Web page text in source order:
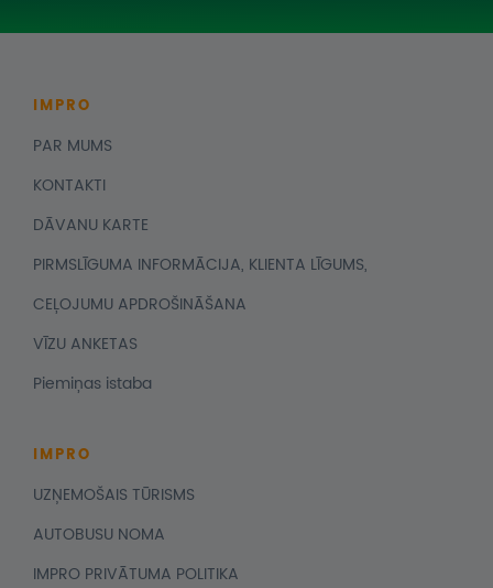
IMPRO
PAR MUMS
KONTAKTI
DĀVANU KARTE
PIRMSLĪGUMA INFORMĀCIJA, KLIENTA LĪGUMS,
CEĻOJUMU APDROŠINĀŠANA
VĪZU ANKETAS
Piemiņas istaba
IMPRO
UZŅEMOŠAIS TŪRISMS
AUTOBUSU NOMA
IMPRO PRIVĀTUMA POLITIKA